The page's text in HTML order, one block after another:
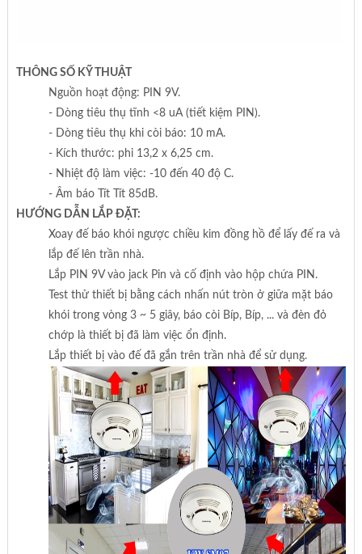
THÔNG SỐ KỸ THUẬT
Nguồn hoạt động: PIN 9V.
- Dòng tiêu thụ tĩnh <8 uA (tiết kiệm PIN).
- Dòng tiêu thụ khi còi báo: 10 mA.
- Kích thước: phi 13,2 x 6,25 cm.
- Nhiệt độ làm việc: -10 đến 40 độ C.
- Âm báo Tít Tít 85dB.
HƯỚNG DẪN LẮP ĐẶT:
Xoay đế báo khói ngược chiều kim đồng hồ để lấy đế ra và
lắp đế lên trần nhà.
Lắp PIN 9V vào jack Pin và cố định vào hộp chứa PIN.
Test thử thiết bị bằng cách nhấn nút tròn ở giữa mặt báo
khói trong vòng 3 ~ 5 giây, báo còi Bíp, Bíp, ... và đèn đỏ
chớp là thiết bị đã làm việc ổn định.
Lắp thiết bị vào đế đã gắn trên trần nhà để sử dụng.